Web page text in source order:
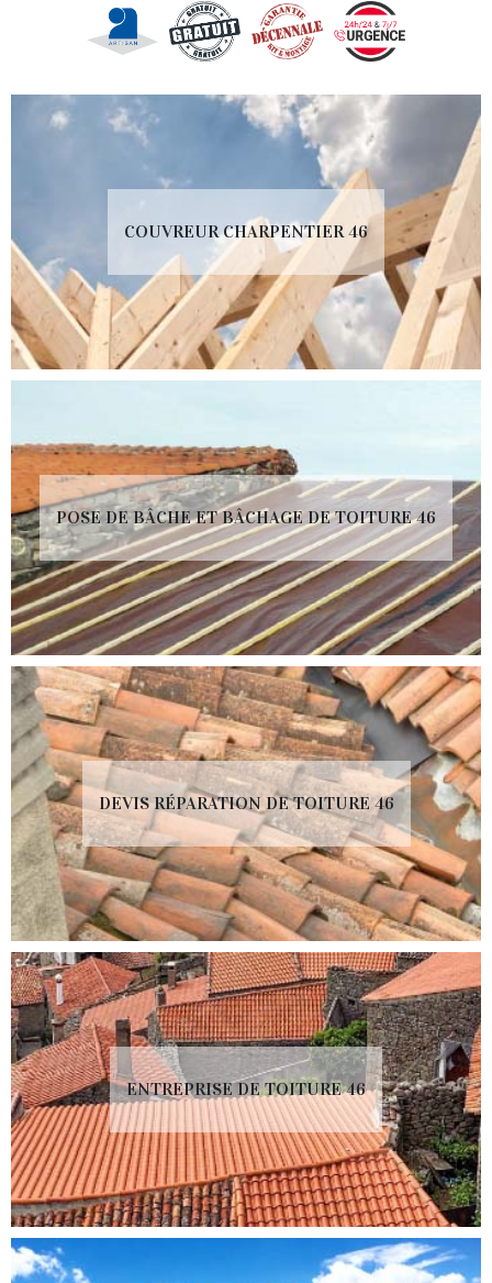
COUVREUR CHARPENTIER 46
POSE DE BÂCHE ET BÂCHAGE DE TOITURE 46
DEVIS RÉPARATION DE TOITURE 46
ENTREPRISE DE TOITURE 46